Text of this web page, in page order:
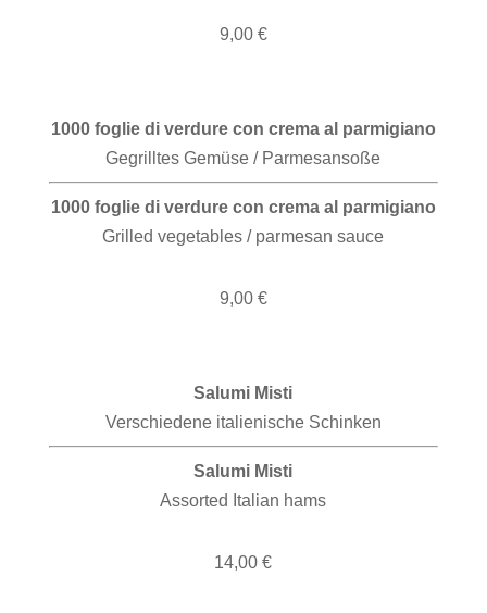
9,00 €
1000 foglie di verdure con crema al parmigiano
Gegrilltes Gemüse / Parmesansoße
1000 foglie di verdure con crema al parmigiano
Grilled vegetables / parmesan sauce
9,00 €
Salumi Misti
Verschiedene italienische Schinken
Salumi Misti
Assorted Italian hams
14,00 €